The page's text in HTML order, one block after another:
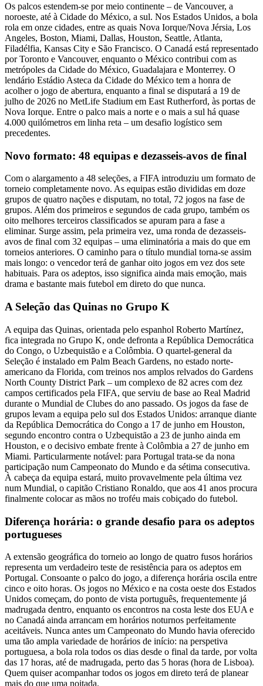
Os palcos estendem-se por meio continente – de Vancouver, a
noroeste, até à Cidade do México, a sul. Nos Estados Unidos, a bola
rola em onze cidades, entre as quais Nova Iorque/Nova Jérsia, Los
Angeles, Boston, Miami, Dallas, Houston, Seattle, Atlanta,
Filadélfia, Kansas City e São Francisco. O Canadá está representado
por Toronto e Vancouver, enquanto o México contribui com as
metrópoles da Cidade do México, Guadalajara e Monterrey. O
lendário Estádio Asteca da Cidade do México tem a honra de
acolher o jogo de abertura, enquanto a final se disputará a 19 de
julho de 2026 no MetLife Stadium em East Rutherford, às portas de
Nova Iorque. Entre o palco mais a norte e o mais a sul há quase
4.000 quilómetros em linha reta – um desafio logístico sem
precedentes.
Novo formato: 48 equipas e dezasseis-avos de final
Com o alargamento a 48 seleções, a FIFA introduziu um formato de
torneio completamente novo. As equipas estão divididas em doze
grupos de quatro nações e disputam, no total, 72 jogos na fase de
grupos. Além dos primeiros e segundos de cada grupo, também os
oito melhores terceiros classificados se apuram para a fase a
eliminar. Surge assim, pela primeira vez, uma ronda de dezasseis-
avos de final com 32 equipas – uma eliminatória a mais do que em
torneios anteriores. O caminho para o título mundial torna-se assim
mais longo: o vencedor terá de ganhar oito jogos em vez dos sete
habituais. Para os adeptos, isso significa ainda mais emoção, mais
drama e bastante mais futebol em direto do que nunca.
A Seleção das Quinas no Grupo K
A equipa das Quinas, orientada pelo espanhol Roberto Martínez,
fica integrada no Grupo K, onde defronta a República Democrática
do Congo, o Uzbequistão e a Colômbia. O quartel-general da
Seleção é instalado em Palm Beach Gardens, no estado norte-
americano da Florida, com treinos nos amplos relvados do Gardens
North County District Park – um complexo de 82 acres com dez
campos certificados pela FIFA, que serviu de base ao Real Madrid
durante o Mundial de Clubes do ano passado. Os jogos da fase de
grupos levam a equipa pelo sul dos Estados Unidos: arranque diante
da República Democrática do Congo a 17 de junho em Houston,
segundo encontro contra o Uzbequistão a 23 de junho ainda em
Houston, e o decisivo embate frente à Colômbia a 27 de junho em
Miami. Particularmente notável: para Portugal trata-se da nona
participação num Campeonato do Mundo e da sétima consecutiva.
À cabeça da equipa estará, muito provavelmente pela última vez
num Mundial, o capitão Cristiano Ronaldo, que aos 41 anos procura
finalmente colocar as mãos no troféu mais cobiçado do futebol.
Diferença horária: o grande desafio para os adeptos
portugueses
A extensão geográfica do torneio ao longo de quatro fusos horários
representa um verdadeiro teste de resistência para os adeptos em
Portugal. Consoante o palco do jogo, a diferença horária oscila entre
cinco e oito horas. Os jogos no México e na costa oeste dos Estados
Unidos começam, do ponto de vista português, frequentemente já
madrugada dentro, enquanto os encontros na costa leste dos EUA e
no Canadá ainda arrancam em horários noturnos perfeitamente
aceitáveis. Nunca antes um Campeonato do Mundo havia oferecido
uma tão ampla variedade de horários de início: na perspetiva
portuguesa, a bola rola todos os dias desde o final da tarde, por volta
das 17 horas, até de madrugada, perto das 5 horas (hora de Lisboa).
Quem quiser acompanhar todos os jogos em direto terá de planear
mais do que uma noitada.